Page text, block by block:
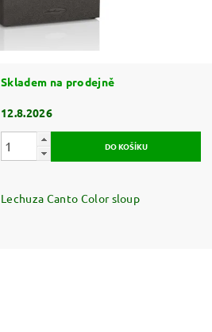
Skladem na prodejně
12.8.2026
Lechuza Canto Color sloup